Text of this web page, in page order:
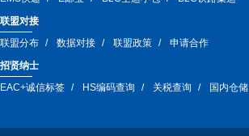
联盟对接
联盟分布
数据对接 联盟政策
申请合作
招贤纳士
EAC+诚信标签
HS编码查询 关税查询 国内仓储